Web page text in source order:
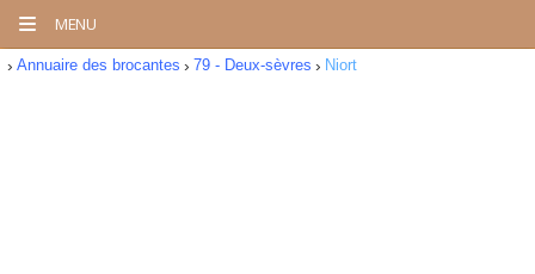
MENU
Annuaire des brocantes 79 - Deux-sèvres Niort